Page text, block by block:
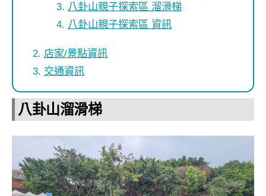
八卦山親子探索區 溜滑梯
八卦山親子探索區 資訊
店家/景點資訊
交通資訊
八卦山溜滑梯